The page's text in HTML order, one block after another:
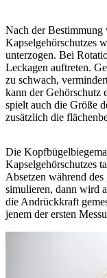
Nach der
Kapselgehörschutzes
unterzogen. Bei
Leckagen auftreten.
zu schwach,
kann der Gehörschutz
spielt auch die Größe
zusätzlich die
Die
Kapselgehörschutzes
Absetzen während
simulieren, dann wird
die Andrückkraft
jenem der ersten